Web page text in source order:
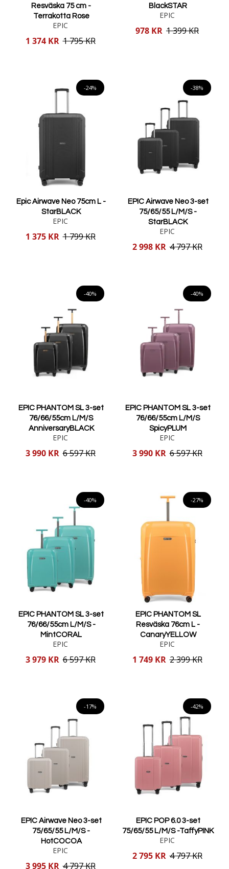
Resväska 75 cm -
Terrakotta Rose
EPIC
Reducerat
1 374 KR 1 795 KR
BlackSTAR
EPIC
Reducerat
978 KR 1 399 KR
-24%
Epic Airwave Neo 75cm L -
StarBLACK
EPIC
Reducerat
1 375 KR 1 799 KR
-38%
EPIC Airwave Neo 3-set
75/65/55 L/M/S -
StarBLACK
EPIC
Reducerat
2 998 KR 4 797 KR
-40%
EPIC PHANTOM SL 3-set
76/66/55cm L/M/S
AnniversaryBLACK
EPIC
Reducerat
3 990 KR 6 597 KR
-40%
EPIC PHANTOM SL 3-set
76/66/55cm L/M/S
SpicyPLUM
EPIC
Reducerat
3 990 KR 6 597 KR
-40%
EPIC PHANTOM SL 3-set
76/66/55cm L/M/S -
MintCORAL
EPIC
Reducerat
3 979 KR 6 597 KR
-27%
EPIC PHANTOM SL
Resväska 76cm L -
CanaryYELLOW
EPIC
Reducerat
1 749 KR 2 399 KR
-17%
EPIC Airwave Neo 3-set
75/65/55 L/M/S -
HotCOCOA
EPIC
Reducerat
3 995 KR 4 797 KR
-42%
EPIC POP 6.0 3-set
75/65/55 L/M/S -TaffyPINK
EPIC
Reducerat
2 795 KR 4 797 KR